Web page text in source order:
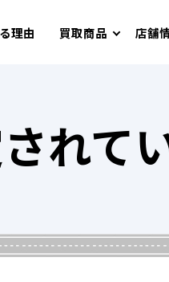
理由 買取商品 店舗
れて